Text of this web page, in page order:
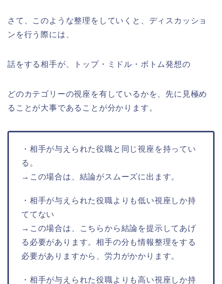
さて、このような整理をしていくと、ディスカッショ
ンを行う際には、
話をする相手が、トップ・ミドル・ボトム発想の
どのカテゴリーの視座を有しているかを、先に見極め
ることが大事であることが分かります。
・相手が与えられた役職と同じ視座を持ってい
る。
→この場合は、結論がスムーズに出ます。
・相手が与えられた役職よりも低い視座しか持
ててない
→この場合は、こちらから結論を提示してあげ
る必要があります。相手の分も情報整理をする
必要がありますから、労力がかかります。
・相手が与えられた役職よりも高い視座しか持